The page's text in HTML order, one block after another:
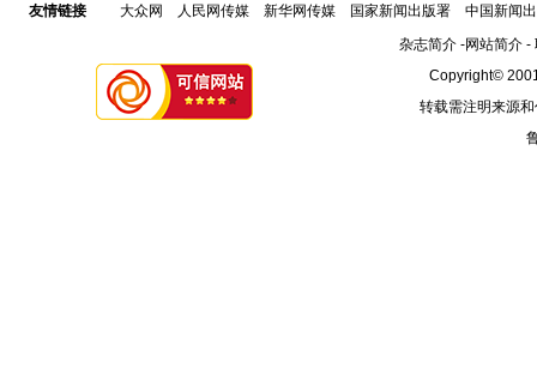
友情链接 大众网 人民网传媒 新华网传媒 国家新闻出版署
中国新闻
杂志简介-网站简介-
Copyright©
转载需注明来源